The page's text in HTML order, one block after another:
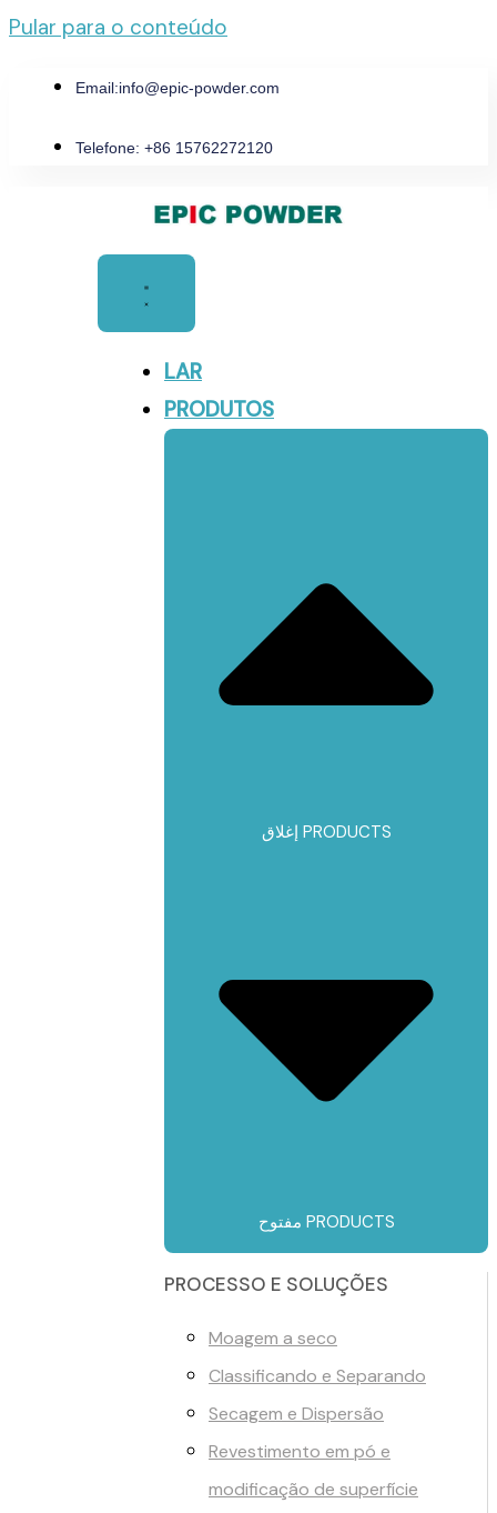
Pular para o conteúdo
Email:info@epic-powder.com
Telefone: +86 15762272120
LAR
PRODUTOS
إغلاق PRODUCTS
مفتوح PRODUCTS
PROCESSO E SOLUÇÕES
Moagem a seco
Classificando e Separando
Secagem e Dispersão
Revestimento em pó e
modificação de superfície